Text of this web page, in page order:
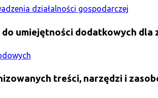
działalności gospodarczej
umiejętności dodatkowych dla
treści, narzędzi i